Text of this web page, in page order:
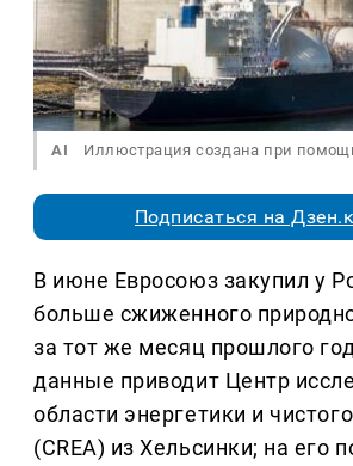
AI Иллюстрация создана при
Подписаться на
В июне Евросоюз закупил у
больше сжиженного
за тот же месяц прошлого
данные приводит Центр
области энергетики и
(CREA) из Хельсинки; на его